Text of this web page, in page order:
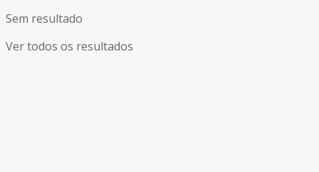
Sem resultado
Ver todos os resultados